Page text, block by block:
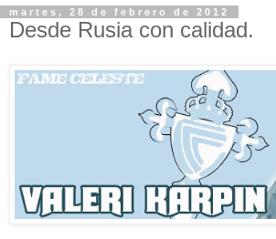
martes, 28 de febrero de 2012
Desde Rusia con calidad.